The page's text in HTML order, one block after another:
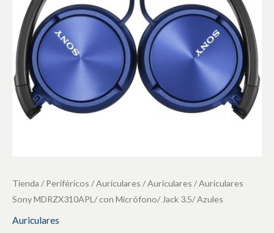
Tienda /Periféricos /Auriculares /Auriculares / Auriculares
Sony MDRZX310APL/ con Micrófono/ Jack 3.5/ Azules
Auriculares
3.5/
Azules
cantidad